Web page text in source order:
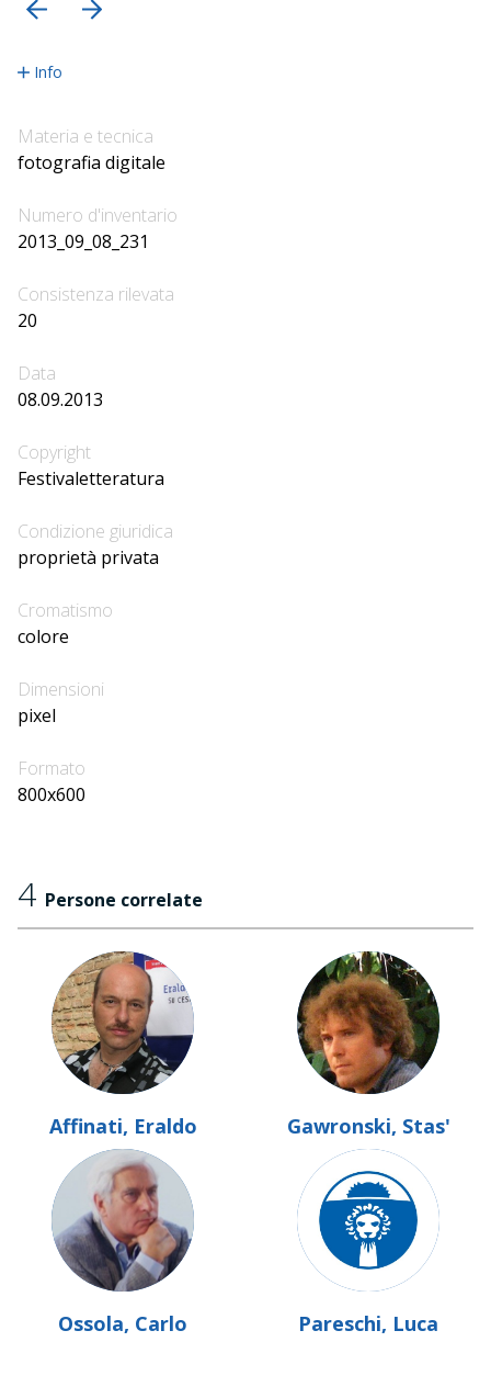
Info
Materia e tecnica
fotografia digitale
Numero d'inventario
2013_09_08_231
Consistenza rilevata
20
Data
08.09.2013
Copyright
Festivaletteratura
Condizione giuridica
proprietà privata
Cromatismo
colore
Dimensioni
pixel
Formato
800x600
4 Persone correlate
Affinati, Eraldo Gawronski, Stas'
Ossola, Carlo Pareschi, Luca